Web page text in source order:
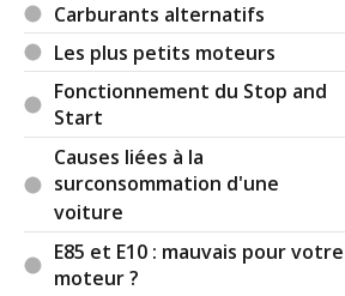
Carburants alternatifs
Les plus petits moteurs
Fonctionnement du Stop and
Start
Causes liées à la
surconsommation d'une
voiture
E85 et E10 : mauvais pour votre
moteur ?